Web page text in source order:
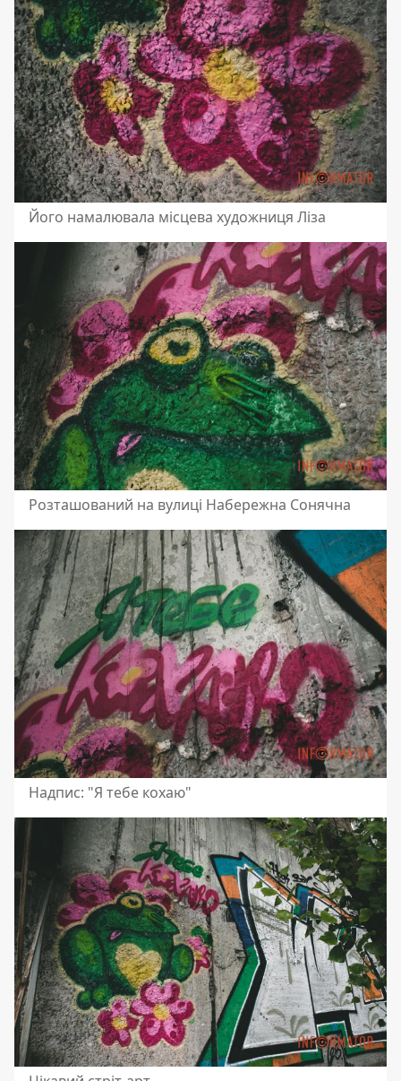
Його намалювала місцева художниця Ліза
Розташований на вулиці Набережна Сонячна
Надпис: "Я тебе кохаю"